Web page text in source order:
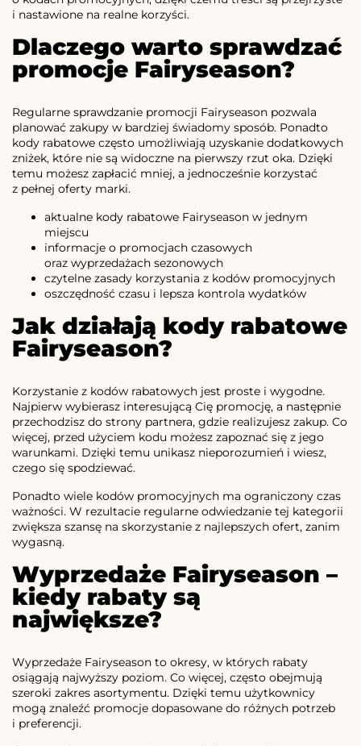
i nastawione na realne korzyści.
Dlaczego warto sprawdzać
promocje Fairyseason?
Regularne sprawdzanie promocji Fairyseason pozwala
planować zakupy w bardziej świadomy sposób. Ponadto
kody rabatowe często umożliwiają uzyskanie dodatkowych
zniżek, które nie są widoczne na pierwszy rzut oka. Dzięki
temu możesz zapłacić mniej, a jednocześnie korzystać
z pełnej oferty marki.
aktualne kody rabatowe Fairyseason w jednym
miejscu
informacje o promocjach czasowych
oraz wyprzedażach sezonowych
czytelne zasady korzystania z kodów promocyjnych
oszczędność czasu i lepsza kontrola wydatków
Jak działają kody rabatowe
Fairyseason?
Korzystanie z kodów rabatowych jest proste i wygodne.
Najpierw wybierasz interesującą Cię promocję, a następnie
przechodzisz do strony partnera, gdzie realizujesz zakup. Co
więcej, przed użyciem kodu możesz zapoznać się z jego
warunkami. Dzięki temu unikasz nieporozumień i wiesz,
czego się spodziewać.
Ponadto wiele kodów promocyjnych ma ograniczony czas
ważności. W rezultacie regularne odwiedzanie tej kategorii
zwiększa szansę na skorzystanie z najlepszych ofert, zanim
wygasną.
Wyprzedaże Fairyseason –
kiedy rabaty są
największe?
Wyprzedaże Fairyseason to okresy, w których rabaty
osiągają najwyższy poziom. Co więcej, często obejmują
szeroki zakres asortymentu. Dzięki temu użytkownicy
mogą znaleźć promocje dopasowane do różnych potrzeb
i preferencji.